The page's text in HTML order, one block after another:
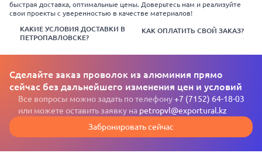
быстрая доставка, оптимальные цены. Доверьтесь нам и реализуйте
свои проекты с уверенностью в качестве материалов!
КАКИЕ УСЛОВИЯ ДОСТАВКИ В
ПЕТРОПАВЛОВСКЕ?
КАК ОПЛАТИТЬ СВОЙ ЗАКАЗ?
Сделайте заказ проволок из алюминия прямо
сейчас без дальнейшего изменения цен и условий
Все вопросы можно задать по телефону+7 (7152) 64-18-03
или можете оставить заявку на petropvl@exportural.kz
Забронировать сейчас